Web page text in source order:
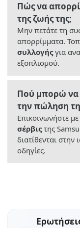
Πώς να
της ζωής της;
Μην πετάτε τη
απορρίμματα.
συλλογήςγια
εξοπλισμού.
Πού μπορώ να
την πώληση
Επικοινωνήστε
σέρβιςτης
διατίθενται στην
οδηγίες.